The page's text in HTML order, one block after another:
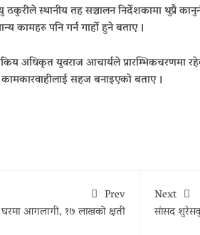
ठकुरीले स्थानीय तह सञ्चालन निर्देशकामा थुप्रै
कामहरु पनि गर्न गार्हो हुने बताए ।
अधिकृत युवराज आचार्यले प्रारम्भिकचरणमा
सहज बनाइएको बताए ।
Prev
आगलागी, १७ लाखको क्षती
Next
सांसद